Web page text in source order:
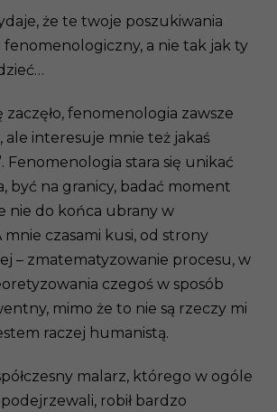
że te twoje poszukiwania
fenomenologiczny, a nie tak jak ty
zaczęło, fenomenologia zawsze
ale interesuje mnie też jakaś
Fenomenologia stara się unikać
być na granicy, badać moment
nie do końca ubrany w
czasami kusi, od strony
– zmatematyzowanie procesu, w
czegoś w sposób
mimo że to nie są rzeczy mi
raczej humanistą.
malarz, którego w ogóle
robił bardzo